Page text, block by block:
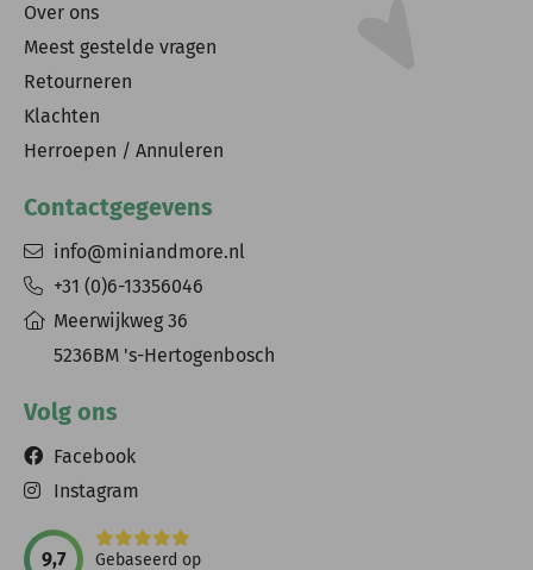
Over ons
Meest gestelde vragen
Retourneren
Klachten
Herroepen / Annuleren
Contactgegevens
info@miniandmore.nl
+31 (0)6-13356046
Meerwijkweg 36
5236BM 's-Hertogenbosch
Volg ons
Facebook
Instagram
9,7 Gebaseerd op